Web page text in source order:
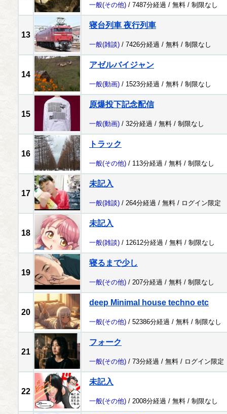
一般(その他) / 7487分経過 / 無料 / 制限なし
13
寝台列車 夜行列車
一般(雑談) / 7426分経過 / 無料 / 制限なし
14
アゼルバイジャン
一般(動画) / 1523分経過 / 無料 / 制限なし
15
原爆投下記念配信
一般(動画) / 32分経過 / 無料 / 制限なし
16
トラック
一般(その他) / 113分経過 / 無料 / 制限なし
17
未記入
一般(雑談) / 264分経過 / 無料 / ログイン限定
18
未記入
一般(雑談) / 12612分経過 / 無料 / 制限なし
19
寝るまで少し
一般(その他) / 207分経過 / 無料 / 制限なし
20
deep Minimal house techno etc
一般(その他) / 52386分経過 / 無料 / 制限なし
21
フォーク
一般(その他) / 73分経過 / 無料 / ログイン限定
22
未記入
一般(その他) / 2008分経過 / 無料 / 制限なし